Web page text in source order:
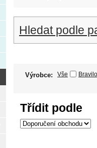
Hledat podle
Výrobce: Vše
Třídit podle